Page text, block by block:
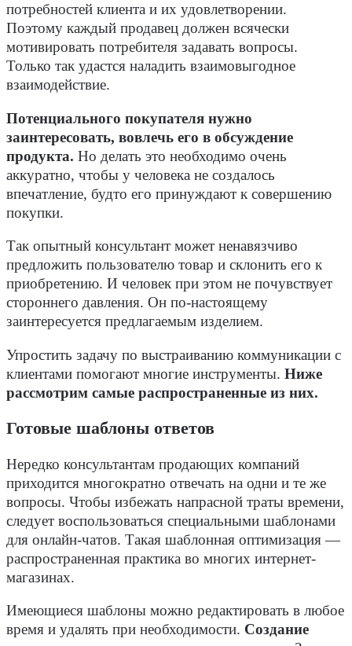
потребностей клиента и их удовлетворении.
Поэтому каждый продавец должен всячески
мотивировать потребителя задавать вопросы.
Только так удастся наладить взаимовыгодное
взаимодействие.
Потенциального покупателя нужно
заинтересовать, вовлечь его в обсуждение
продукта. Но делать это необходимо очень
аккуратно, чтобы у человека не создалось
впечатление, будто его принуждают к совершению
покупки.
Так опытный консультант может ненавязчиво
предложить пользователю товар и склонить его к
приобретению. И человек при этом не почувствует
стороннего давления. Он по-настоящему
заинтересуется предлагаемым изделием.
Упростить задачу по выстраиванию коммуникации с
клиентами помогают многие инструменты. Ниже
рассмотрим самые распространенные из них.
Готовые шаблоны ответов
Нередко консультантам продающих компаний
приходится многократно отвечать на одни и те же
вопросы. Чтобы избежать напрасной траты времени,
следует воспользоваться специальными шаблонами
для онлайн-чатов. Такая шаблонная оптимизация —
распространенная практика во многих интернет-
магазинах.
Имеющиеся шаблоны можно редактировать в любое
время и удалять при необходимости. Создание